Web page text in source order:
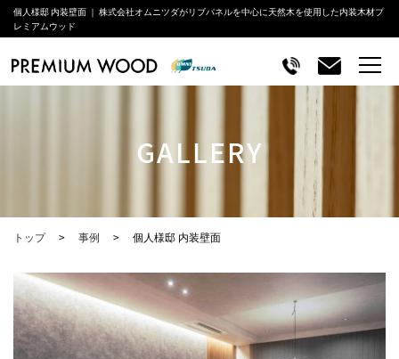
個人様邸 内装壁面 ｜ 株式会社オムニツダがリブパネルを中心に天然木を使用した内装木材プ
レミアムウッド
GALLERY
トップ 事例 個人様邸 内装壁面